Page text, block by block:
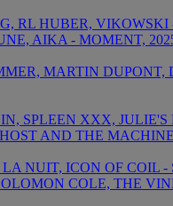
RL HUBER, VIKOWSKI
AIKA - MOMENT,
MARTIN DUPONT,
SPLEEN XXX,
AND THE
NUIT, ICON OF COIL
COLE, THE